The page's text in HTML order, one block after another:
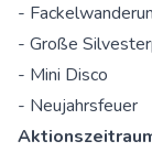
-
- Große
- Mini Disco
- Neujahrsfeuer